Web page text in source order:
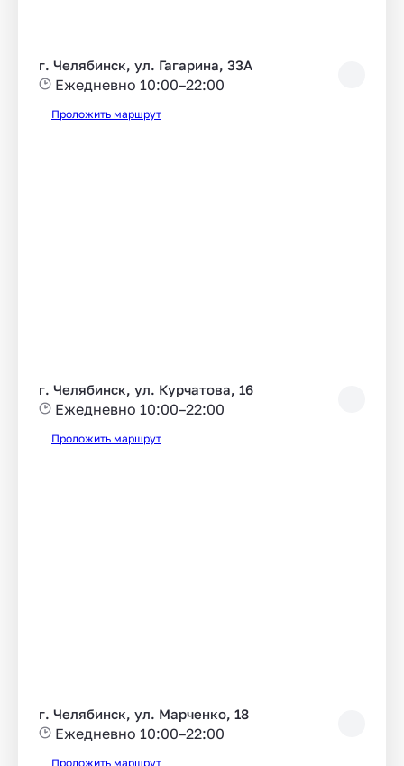
г. Челябинск, ул. Гагарина, 33А
Ежедневно 10:00–22:00
Проложить маршрут
г. Челябинск, ул. Курчатова, 16
Ежедневно 10:00–22:00
Проложить маршрут
г. Челябинск, ул. Марченко, 18
Ежедневно 10:00–22:00
Проложить маршрут